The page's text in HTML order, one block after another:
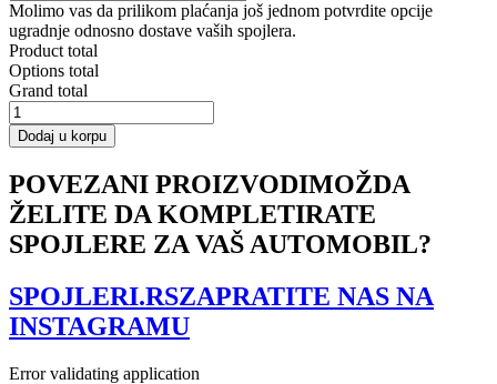
Molimo vas da prilikom plaćanja još jednom potvrdite opcije
ugradnje odnosno dostave vaših spojlera.
Product total
Options total
Grand total
Fenders
Extension
VW
7
R
/
R-
Facelift
količina
Dodaj u korpu
POVEZANI PROIZVODIMOŽDA
ŽELITE DA KOMPLETIRATE
SPOJLERE ZA VAŠ AUTOMOBIL?
SPOJLERI.RSZAPRATITE NAS NA
INSTAGRAMU
Error validating application